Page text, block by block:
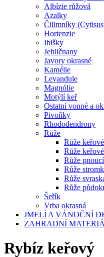
Albízie růžová
Azalky
Čilimníky
Hortenzie
Ibišky
Jehličnany
Javory okrasné
Kamélie
Levandule
Magnólie
Motýlí keř
Ostatní vonné a
Pivoňky
Rhododendrony
Růže
Růže
Růže
Růže
Růže
Růže
Růže
Šeřík
Vrba okrasná
JMELÍ A VÁNOČNÍ
ZAHRADNÍ
Rybíz keřový